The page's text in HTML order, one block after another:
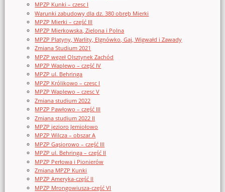
MPZP Kunki – czesc I
Warunki zabudowy dla dz. 380 obręb Mierki
MPZP Mierki – część III
MPZP Mierkowska, Zielona i Polna
MPZP Platyny, Warlity, Elgnówko, Gaj, Wigwałd i Zawady
Zmiana Studium 2021
MPZP węzeł Olsztynek Zachód
MPZP Waplewo – część IV
MPZP ul. Behringa
MPZP Królikowo – czesc I
MPZP Waplewo – czesc V
Zmiana studium 2022
MPZP Pawłowo – część III
Zmiana studium 2022 II
MPZP jezioro Jemiołowo
MPZP Wilcza – obszar A
MPZP Gąsiorowo – część III
MPZP ul. Behringa – część II
MPZP Perłowa i Pionierów
Zmiana MPZP Kunki
MPZP Ameryka-część II
MPZP Mrongowiusza-część VI